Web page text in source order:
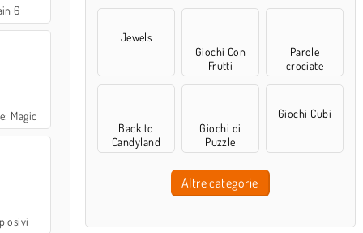
6
Magic
Jewels
Giochi Con
Frutti
Parole
crociate
Back to
Candyland
Giochi di
Puzzle
Giochi Cubi
Altre categorie